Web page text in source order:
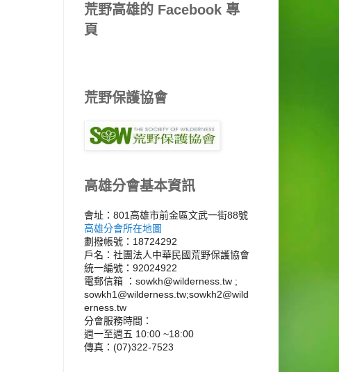
荒野高雄的 Facebook 專
頁
荒野保護協會
高雄分會基本資訊
會址：801高雄市前金區文武一街88號
高雄分會所在地圖
劃撥帳號：18724292
戶名：社團法人中華民國荒野保護協會
統一編號：92024922
電郵信箱 ：sowkh@wilderness.tw ;
sowkh1@wilderness.tw;sowkh2@wild
erness.tw
分會服務時間：
週一至週五 10:00 ~18:00
傳真：(07)322-7523